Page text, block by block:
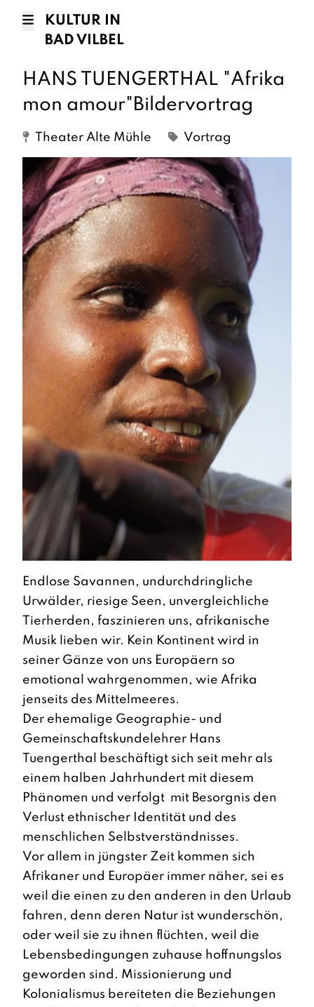
KULTUR IN
BAD VILBEL
HANS TUENGERTHAL "Afrika
mon amour"Bildervortrag
Theater Alte Mühle Vortrag
Endlose Savannen, undurchdringliche
Urwälder, riesige Seen, unvergleichliche
Tierherden, faszinieren uns, afrikanische
Musik lieben wir. Kein Kontinent wird in
seiner Gänze von uns Europäern so
emotional wahrgenommen, wie Afrika
jenseits des Mittelmeeres.
Der ehemalige Geographie- und
Gemeinschaftskundelehrer Hans
Tuengerthal beschäftigt sich seit mehr als
einem halben Jahrhundert mit diesem
Phänomen und verfolgt mit Besorgnis den
Verlust ethnischer Identität und des
menschlichen Selbstverständnisses.
Vor allem in jüngster Zeit kommen sich
Afrikaner und Europäer immer näher, sei es
weil die einen zu den anderen in den Urlaub
fahren, denn deren Natur ist wunderschön,
oder weil sie zu ihnen flüchten, weil die
Lebensbedingungen zuhause hoffnungslos
geworden sind. Missionierung und
Kolonialismus bereiteten die Beziehungen